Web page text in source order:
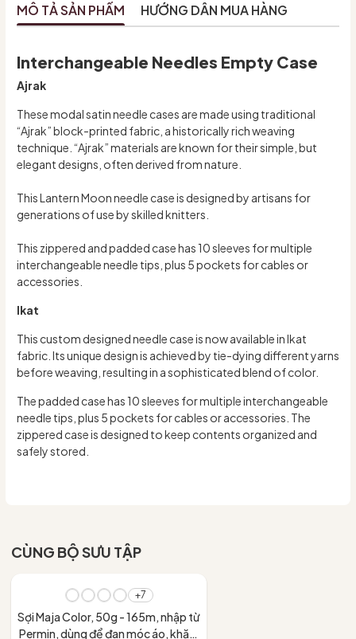
MÔ TẢ SẢN PHẨM HƯỚNG DẪN MUA HÀNG
Interchangeable Needles Empty Case
Ajrak
These modal satin needle cases are made using traditional
“Ajrak” block-printed fabric, a historically rich weaving
technique. “Ajrak” materials are known for their simple, but
elegant designs, often derived from nature.
This Lantern Moon needle case is designed by artisans for
generations of use by skilled knitters.
This zippered and padded case has 10 sleeves for multiple
interchangeable needle tips, plus 5 pockets for cables or
accessories.
Ikat
This custom designed needle case is now available in Ikat
fabric. Its unique design is achieved by tie-dying different yarns
before weaving, resulting in a sophisticated blend of color.
The padded case has 10 sleeves for multiple interchangeable
needle tips, plus 5 pockets for cables or accessories. The
zippered case is designed to keep contents organized and
safely stored.
CÙNG BỘ SƯU TẬP
+7
Sợi Maja Color, 50g - 165m, nhập từ
Permin, dùng để đan móc áo, khăn,